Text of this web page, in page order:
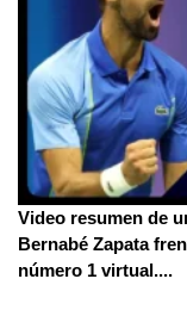
Video resumen de
Bernabé Zapata
número 1 virtual....